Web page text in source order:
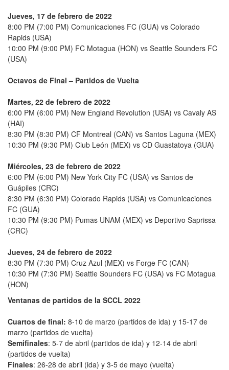
Jueves, 17 de febrero de 2022
8:00 PM (7:00 PM) Comunicaciones FC (GUA) vs Colorado
Rapids (USA)
10:00 PM (9:00 PM) FC Motagua (HON) vs Seattle Sounders FC
(USA)
Octavos de Final – Partidos de Vuelta
Martes, 22 de febrero de 2022
6:00 PM (6:00 PM) New England Revolution (USA) vs Cavaly AS
(HAI)
8:30 PM (8:30 PM) CF Montreal (CAN) vs Santos Laguna (MEX)
10:30 PM (9:30 PM) Club León (MEX) vs CD Guastatoya (GUA)
Miércoles, 23 de febrero de 2022
6:00 PM (6:00 PM) New York City FC (USA) vs Santos de
Guápiles (CRC)
8:30 PM (6:30 PM) Colorado Rapids (USA) vs Comunicaciones
FC (GUA)
10:30 PM (9:30 PM) Pumas UNAM (MEX) vs Deportivo Saprissa
(CRC)
Jueves, 24 de febrero de 2022
8:30 PM (7:30 PM) Cruz Azul (MEX) vs Forge FC (CAN)
10:30 PM (7:30 PM) Seattle Sounders FC (USA) vs FC Motagua
(HON)
Ventanas de partidos de la SCCL 2022
Cuartos de final: 8-10 de marzo (partidos de ida) y 15-17 de
marzo (partidos de vuelta)
Semifinales: 5-7 de abril (partidos de ida) y 12-14 de abril
(partidos de vuelta)
Finales: 26-28 de abril (ida) y 3-5 de mayo (vuelta)